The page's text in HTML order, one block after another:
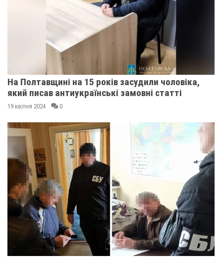
На Полтавщині на 15 років засудили чоловіка,
який писав антиукраїнські замовні статті
19 квітня 2024 0